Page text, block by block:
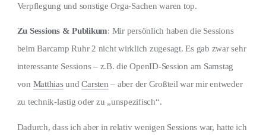
Verpflegung und sonstige Orga-Sachen waren top.
Zu Sessions & Publikum: Mir persönlich haben die Sessions
beim Barcamp Ruhr 2 nicht wirklich zugesagt. Es gab zwar sehr
interessante Sessions – z.B. die OpenID-Session am Samstag
von MatthiasundCarsten – aber der Großteil war mir entweder
zu technik-lastig oder zu „unspezifisch“.
Dadurch, dass ich aber in relativ wenigen Sessions war, hatte ich